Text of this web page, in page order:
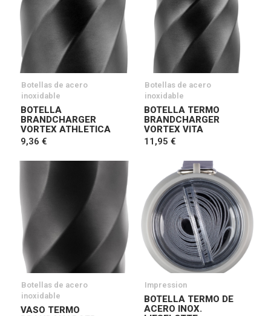
Botellas de acero
inoxidable
BOTELLA
BRANDCHARGER
VORTEX ATHLETICA
9,36 €
Botellas de acero
inoxidable
BOTELLA TERMO
BRANDCHARGER
VORTEX VITA
11,95 €
Botellas de acero
inoxidable
VASO TERMO
Impression
BOTELLA TERMO DE
ACERO INOX.